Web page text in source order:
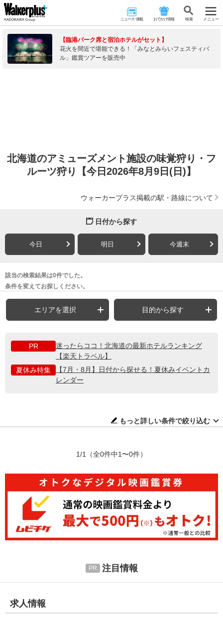
ニュース･連載 おでかけ情報 検 索 メニュー
【臨港パーク席と宿泊ホテルがセット】
花火を間近で堪能できる！「みなとみらいフェスティバ
ル」鑑賞ツアーを販売中
北海道のアミューズメント施設の味覚狩り・フ
ルーツ狩り【今日2026年8月9日(日)】
ウォーカープラス掲載の駅・路線について
日付から探す
今日 明日 今週末
該当の検索結果は0件でした。
条件を変えてお探しください。
エリアを選択 目的から探す
PR
迷ったらココ！北海道の最新ホテルランキング
【楽天トラベル】
夏休み特集
【7月・8月】日付から探せる！夏休みイベントカ
レンダー
もっと詳しい条件で絞り込む
1/1 （全0件中1〜0件）
注目情報
求人情報